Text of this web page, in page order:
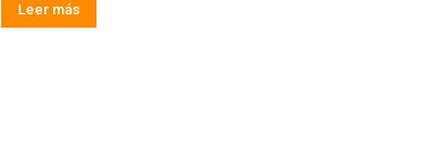
Leer más